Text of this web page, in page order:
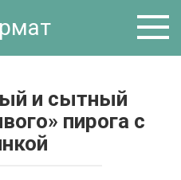
и сытный
пирога с